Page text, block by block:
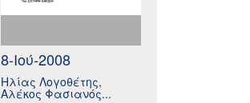
8-Ιού-2008
Ηλίας Λογοθέτης,
Αλέκος Φασιανός...